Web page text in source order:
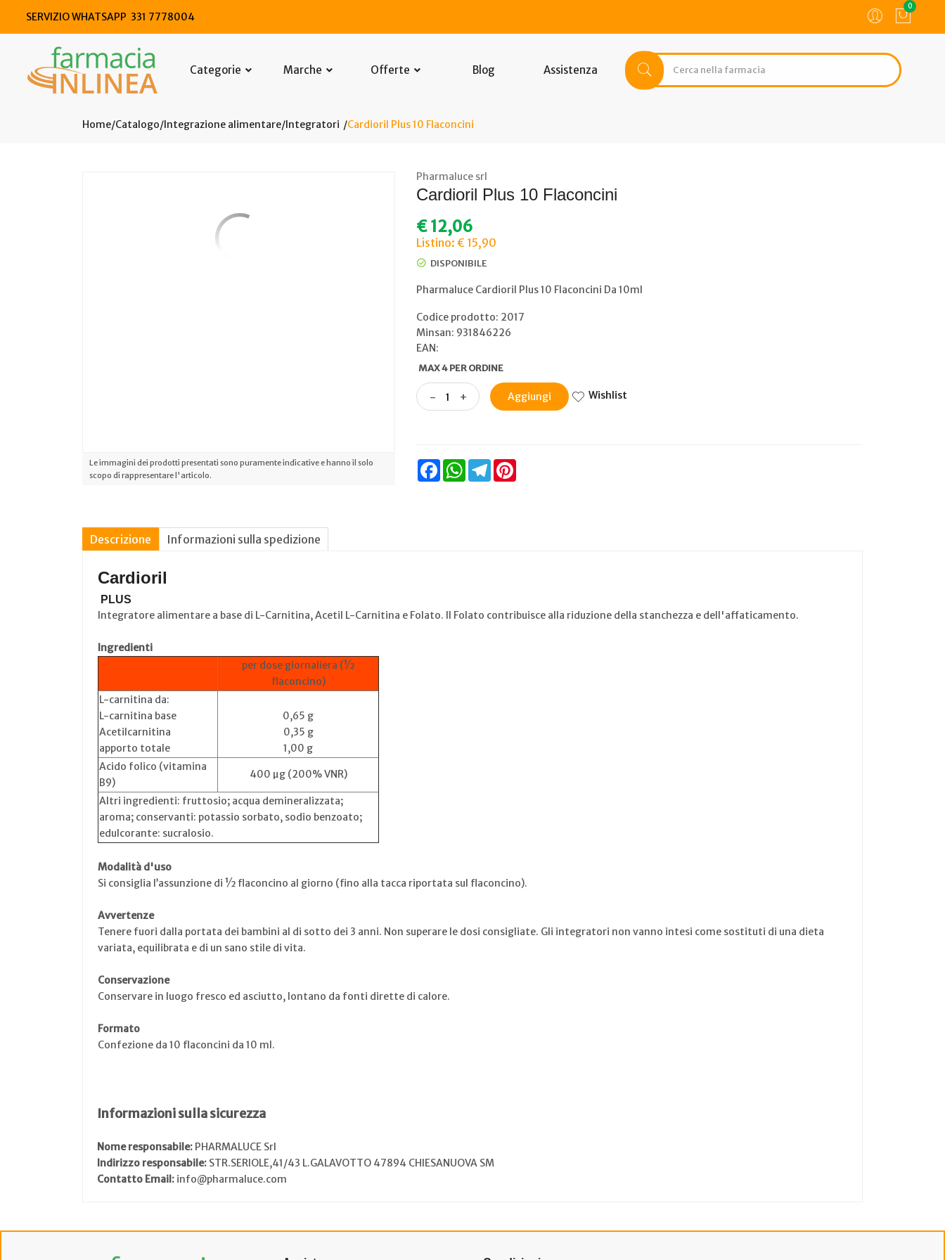
SERVIZIO WHATSAPP 331 7778004
0
Categorie Marche Offerte Blog Assistenza
Home Catalogo/Integrazione alimentare/Integratori Cardioril Plus 10 Flaconcini
Le immagini dei prodotti presentati sono puramente indicative e hanno il solo
scopo di rappresentare l'articolo.
Pharmaluce srl
Cardioril Plus 10 Flaconcini
€12,06
Listino: € 15,90
DISPONIBILE
Pharmaluce Cardioril Plus 10 Flaconcini Da 10ml
Codice prodotto: 2017
Minsan: 931846226
EAN:
MAX 4 PER ORDINE
- + Aggiungi Wishlist
FacebookWhatsAppTelegram
Descrizione Informazioni sulla spedizione
Cardioril
PLUS
Integratore alimentare a base di L-Carnitina, Acetil L-Carnitina e Folato. Il Folato contribuisce alla riduzione della stanchezza e dell'affaticamento.
Ingredienti
per dose giornaliera (½
flaconcino)
L-carnitina da:
L-carnitina base
Acetilcarnitina
apporto totale
0,65 g
0,35 g
1,00 g
Acido folico (vitamina
B9)
400 µg (200% VNR)
Altri ingredienti: fruttosio; acqua demineralizzata;
aroma; conservanti: potassio sorbato, sodio benzoato;
edulcorante: sucralosio.
Modalità d'uso
Si consiglia l’assunzione di ½ flaconcino al giorno (fino alla tacca riportata sul flaconcino).
Avvertenze
Tenere fuori dalla portata dei bambini al di sotto dei 3 anni. Non superare le dosi consigliate. Gli integratori non vanno intesi come sostituti di una dieta
variata, equilibrata e di un sano stile di vita.
Conservazione
Conservare in luogo fresco ed asciutto, lontano da fonti dirette di calore.
Formato
Confezione da 10 flaconcini da 10 ml.
Informazioni sulla sicurezza
Nome responsabile: PHARMALUCE Srl
Indirizzo responsabile: STR.SERIOLE,41/43 L.GALAVOTTO 47894 CHIESANUOVA SM
Contatto Email: info@pharmaluce.com